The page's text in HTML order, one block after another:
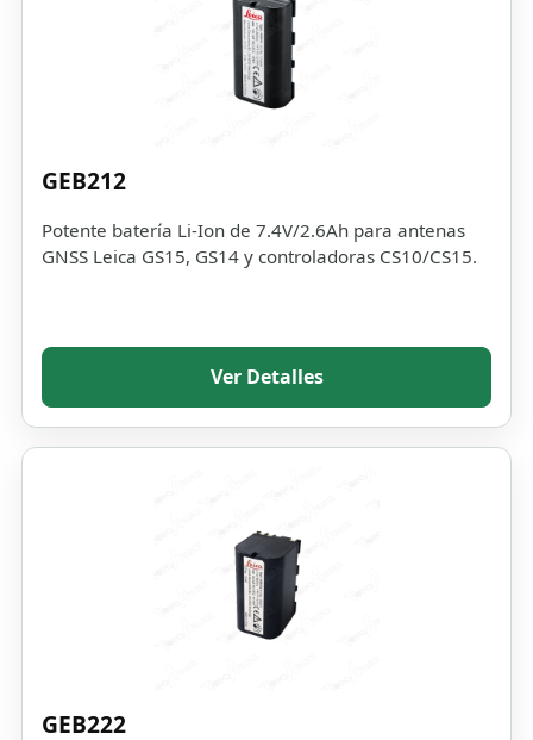
GEB212
Potente batería Li-Ion de 7.4V/2.6Ah para antenas
GNSS Leica GS15, GS14 y controladoras CS10/CS15.
Ver Detalles
GEB222